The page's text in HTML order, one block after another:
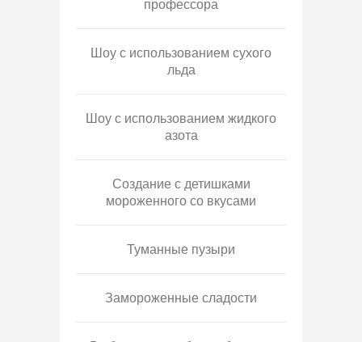
профессора
Шоу с использованием сухого
льда
Шоу с использованием жидкого
азота
Создание с детишками
мороженного со вкусами
Туманные пузыри
Замороженные сладости